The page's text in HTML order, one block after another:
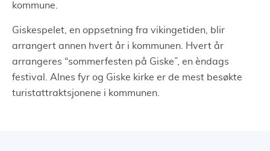
kommune.
Giskespelet, en oppsetning fra vikingetiden, blir
arrangert annen hvert år i kommunen. Hvert år
arrangeres “sommerfesten på Giske”, en èndags
festival. Alnes fyr og Giske kirke er de mest besøkte
turistattraktsjonene i kommunen.